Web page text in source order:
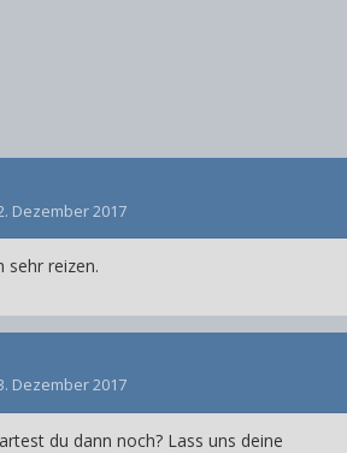
Dezember 2017
sehr reizen.
Dezember 2017
du dann noch? Lass uns deine